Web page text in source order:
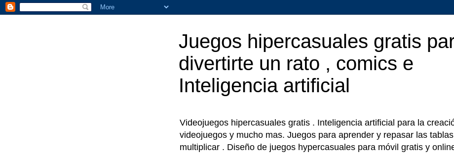
Juegos hipercasuales gratis
divertirte un rato , comics e
Inteligencia artificial
Videojuegos hipercasuales gratis . Inteligencia artificial para la
videojuegos y mucho mas. Juegos para aprender y repasar las
multiplicar . Diseño de juegos hypercasuales para móvil gratis y